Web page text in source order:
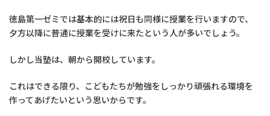
徳島第一ゼミでは基本的には祝日も同様に授業を行いますので、
夕方以降に普通に授業を受けに来たという人が多いでしょう。
しかし当塾は、朝から開校しています。
これはできる限り、こどもたちが勉強をしっかり頑張れる環境を
作ってあげたいという思いからです。